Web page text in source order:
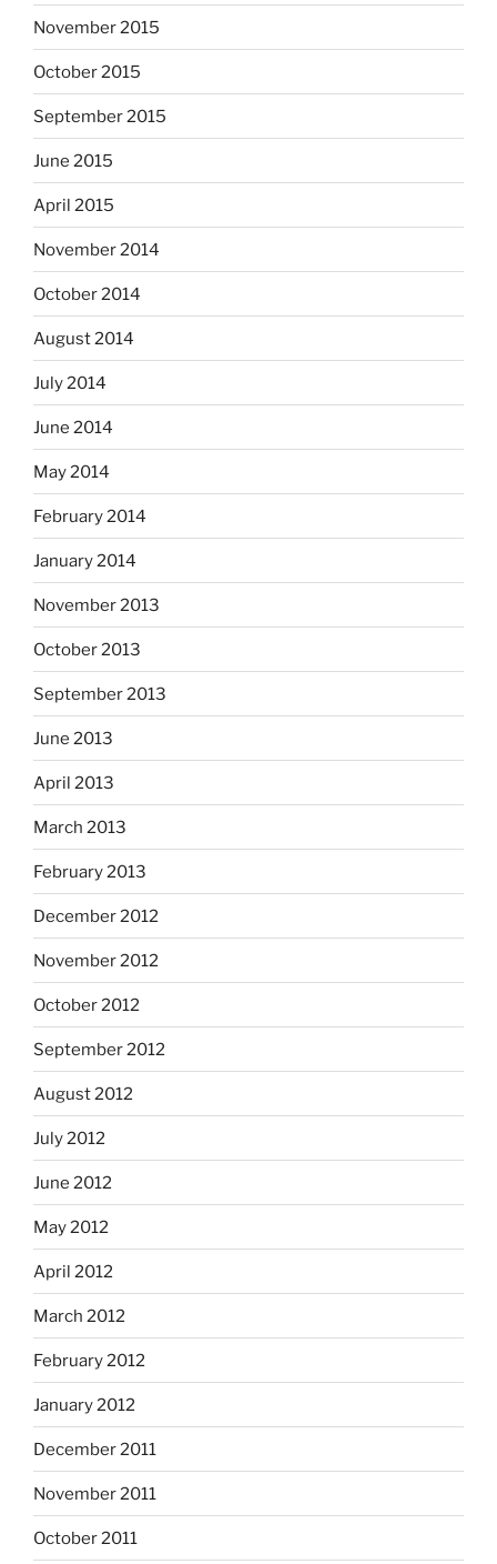
November 2015
October 2015
September 2015
June 2015
April 2015
November 2014
October 2014
August 2014
July 2014
June 2014
May 2014
February 2014
January 2014
November 2013
October 2013
September 2013
June 2013
April 2013
March 2013
February 2013
December 2012
November 2012
October 2012
September 2012
August 2012
July 2012
June 2012
May 2012
April 2012
March 2012
February 2012
January 2012
December 2011
November 2011
October 2011